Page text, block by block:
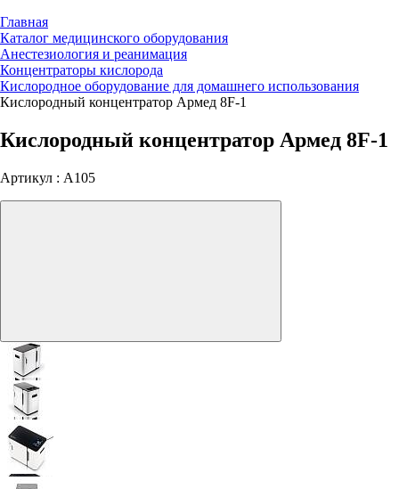
Главная
Каталог медицинского оборудования
Анестезиология и реанимация
Концентраторы кислорода
Кислородное оборудование для домашнего использования
Кислородный концентратор Армед 8F-1
Кислородный концентратор Армед 8F-1
Артикул : A105